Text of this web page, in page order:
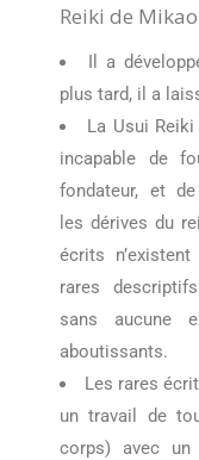
Reiki de
Il a
plus tard, il a
La Usui
incapable de
fondateur, et
les dérives du
écrits
rares
sans aucune
aboutissants.
Les rares
un travail de
corps) avec un